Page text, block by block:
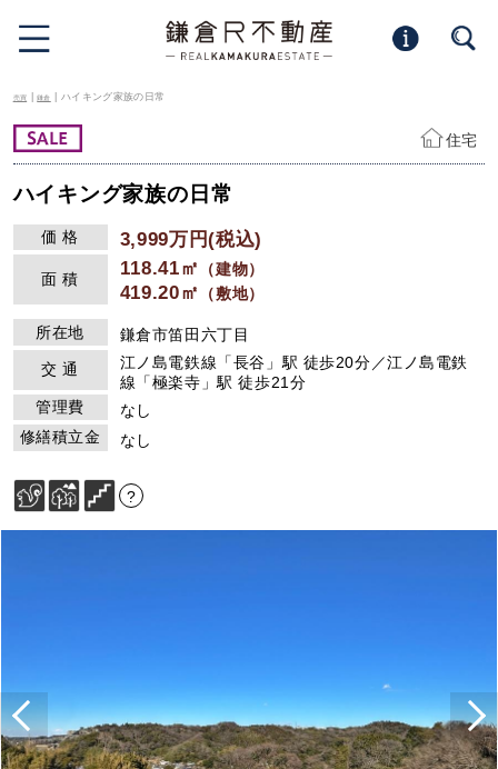
売買 |鎌倉 | ハイキング家族の日常
住宅
ハイキング家族の日常
価 格 3,999万円(税込)
面 積 118.41㎡ （建物）
419.20㎡ （敷地）
所在地
鎌倉市笛田六丁目
交 通
江ノ島電鉄線「長谷」駅 徒歩20分／江ノ島電鉄
線「極楽寺」駅 徒歩21分
管理費
なし
修繕積立金
なし
?